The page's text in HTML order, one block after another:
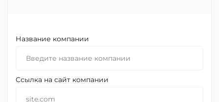
Название компании
Cсылка на сайт компании